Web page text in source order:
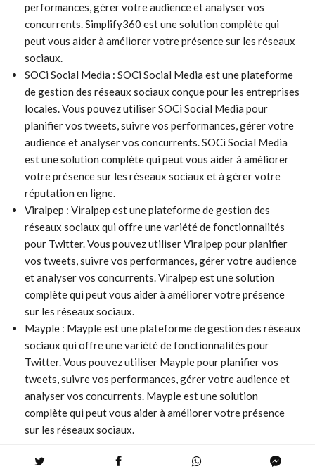
performances, gérer votre audience et analyser vos
concurrents. Simplify360 est une solution complète qui
peut vous aider à améliorer votre présence sur les réseaux
sociaux.
SOCi Social Media : SOCi Social Media est une plateforme
de gestion des réseaux sociaux conçue pour les entreprises
locales. Vous pouvez utiliser SOCi Social Media pour
planifier vos tweets, suivre vos performances, gérer votre
audience et analyser vos concurrents. SOCi Social Media
est une solution complète qui peut vous aider à améliorer
votre présence sur les réseaux sociaux et à gérer votre
réputation en ligne.
Viralpep : Viralpep est une plateforme de gestion des
réseaux sociaux qui offre une variété de fonctionnalités
pour Twitter. Vous pouvez utiliser Viralpep pour planifier
vos tweets, suivre vos performances, gérer votre audience
et analyser vos concurrents. Viralpep est une solution
complète qui peut vous aider à améliorer votre présence
sur les réseaux sociaux.
Mayple : Mayple est une plateforme de gestion des réseaux
sociaux qui offre une variété de fonctionnalités pour
Twitter. Vous pouvez utiliser Mayple pour planifier vos
tweets, suivre vos performances, gérer votre audience et
analyser vos concurrents. Mayple est une solution
complète qui peut vous aider à améliorer votre présence
sur les réseaux sociaux.
Alternatives Spécialisées à Tweepsmap